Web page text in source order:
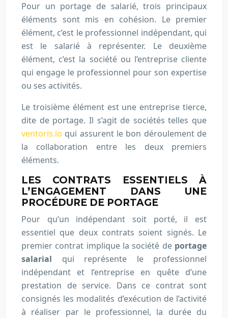
Pour un portage de salarié, trois principaux
éléments sont mis en cohésion. Le premier
élément, c’est le professionnel indépendant, qui
est le salarié à représenter. Le deuxième
élément, c’est la société ou l’entreprise cliente
qui engage le professionnel pour son expertise
ou ses activités.
Le troisième élément est une entreprise tierce,
dite de portage. Il s’agit de sociétés telles que
ventoris.io qui assurent le bon déroulement de
la collaboration entre les deux premiers
éléments.
LES CONTRATS ESSENTIELS À
L’ENGAGEMENT DANS UNE
PROCÉDURE DE PORTAGE
Pour qu’un indépendant soit porté, il est
essentiel que deux contrats soient signés. Le
premier contrat implique la société de portage
salarial qui représente le professionnel
indépendant et l’entreprise en quête d’une
prestation de service. Dans ce contrat sont
consignés les modalités d’exécution de l’activité
à réaliser par le professionnel, la durée du